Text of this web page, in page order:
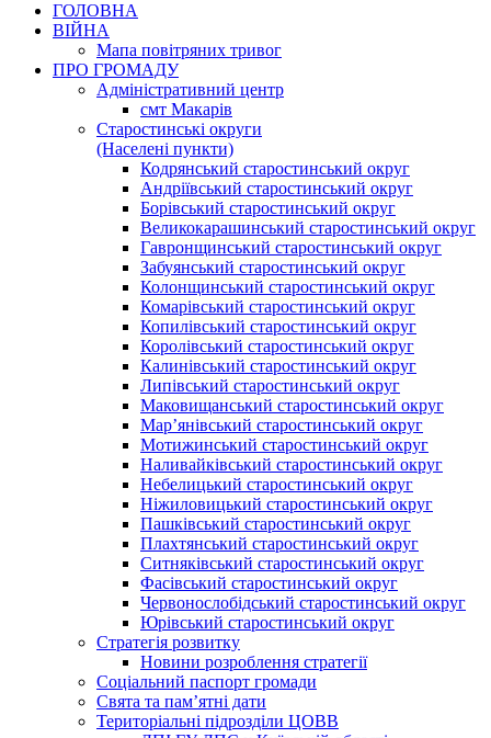
ГОЛОВНА
ВІЙНА
Мапа повітряних тривог
ПРО ГРОМАДУ
Aдміністративний центр
смт Макарів
Старостинські округи
(Населені пункти)
Кодрянський старостинський округ
Андріївський старостинський округ
Борівський старостинський округ
Великокарашинський старостинський округ
Гавронщинський старостинський округ
Забуянський старостинський округ
Колонщинський старостинський округ
Комарівський старостинський округ
Копилівський старостинський округ
Королівський старостинський округ
Калинівський старостинський округ
Липівський старостинський округ
Маковищанський старостинський округ
Мар’янівський старостинський округ
Мотижинський старостинський округ
Наливайківський старостинський округ
Небелицький старостинський округ
Ніжиловицький старостинський округ
Пашківський старостинський округ
Плахтянський старостинський округ
Ситняківський старостинський округ
Фасівський старостинський округ
Червонослобідський старостинський округ
Юрівський старостинський округ
Стратегія розвитку
Новини розроблення стратегії
Соціальний паспорт громади
Свята та пам’ятні дати
Територіальні підрозділи ЦОВВ